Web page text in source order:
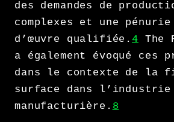
des demandes de
complexes et une
d’œuvre qualifiée.4 The
a également évoqué ces
dans le contexte de la
surface dans l’industrie
manufacturière. 8